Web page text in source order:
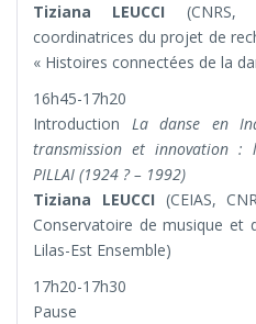
Tiziana LEUCCI (CNRS,
coordinatrices du projet de
« Histoires connectées de la
16h45-17h20
Introduction La danse en
transmission et innovation :
PILLAI (1924 ? – 1992)
Tiziana LEUCCI (CEIAS,
Conservatoire de musique et
Lilas-Est Ensemble)
17h20-17h30
Pause